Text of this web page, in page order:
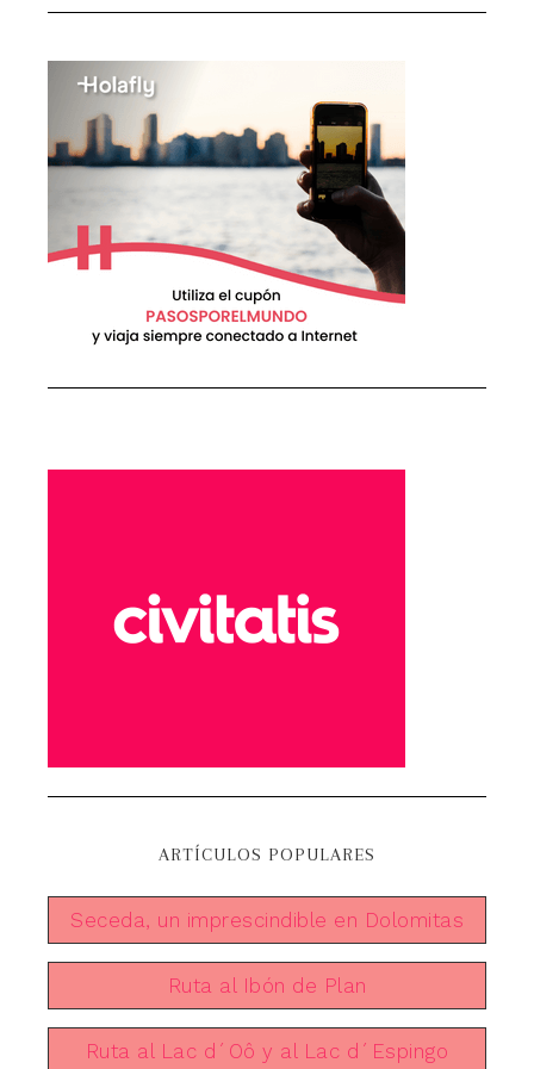
ARTÍCULOS POPULARES
Seceda, un imprescindible en Dolomitas
Ruta al Ibón de Plan
Ruta al Lac d´Oô y al Lac d´Espingo